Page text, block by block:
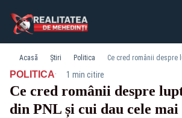
Acasă Știri Politica
POLITICA· 1 min citire
Ce cred românii despre
din PNL și cui dau cele mai